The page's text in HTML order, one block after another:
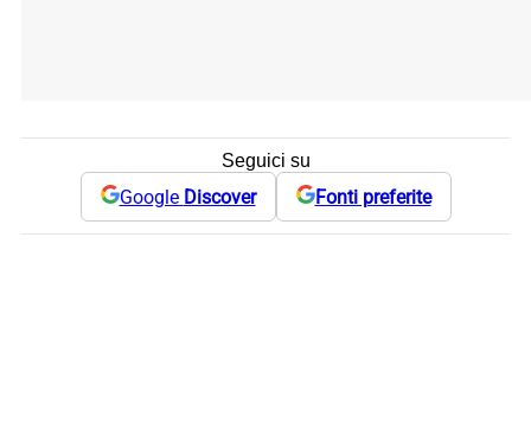
Seguici su
Google Discover Fonti preferite